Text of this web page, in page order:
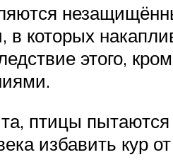
в которых
этого,
птицы
избавить кур